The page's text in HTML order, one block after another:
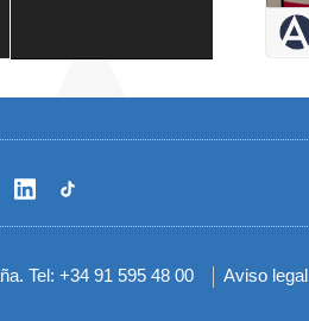
Tel: +34 91 595 48 00
Menú
Aviso legal